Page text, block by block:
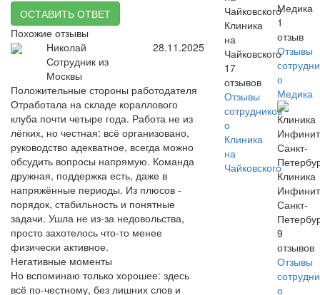
ОСТАВИТЬ ОТВЕТ
Похожие отзывы
Николай
Сотрудник из
Москвы
28.11.2025
Положительные стороны работодателя
Отработала на складе кораллового
клуба почти четыре года. Работа не из
лёгких, но честная: всё организовано,
руководство адекватное, всегда можно
обсудить вопросы напрямую. Команда
дружная, поддержка есть, даже в
напряжённые периоды. Из плюсов -
порядок, стабильность и понятные
задачи. Ушла не из-за недовольства,
просто захотелось что-то менее
физически активное.
Негативные моменты
Но вспоминаю только хорошее: здесь
всё по-честному, без лишних слов и
Клиника
на
Чайковского
17
отзывов
Отзывы
сотрудников
о
Клиника
на
Чайковского
Медика
1
отзыв
Отзывы
о
Медика
Клиника
Санкт-
9
отзывов
Отзывы
о